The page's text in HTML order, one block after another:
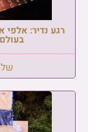
רגע נדיר: